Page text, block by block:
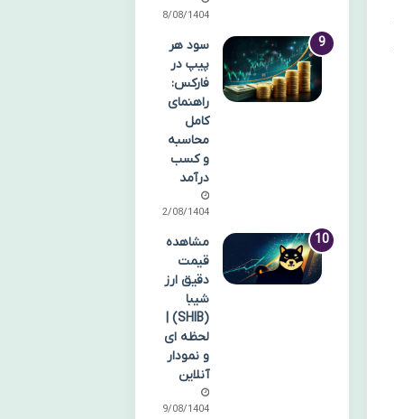
18/08/1404
سود هر
پیپ در
فارکس:
راهنمای
کامل
محاسبه
و کسب
درآمد
12/08/1404
مشاهده
قیمت
دقیق ارز
شیبا
(SHIB) |
لحظه ای
و نمودار
آنلاین
09/08/1404